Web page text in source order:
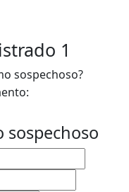
1
sospechoso?
sospechoso